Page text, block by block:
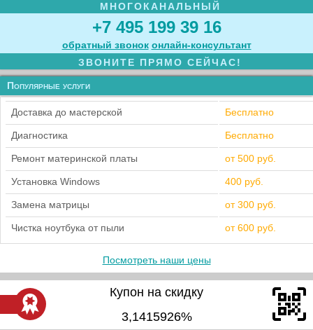
МНОГОКАНАЛЬНЫЙ
+7 495 199 39 16
обратный звонок онлайн‑консультант
ЗВОНИТЕ ПРЯМО СЕЙЧАС!
Популярные услуги
Доставка до мастерской Бесплатно
Диагностика Бесплатно
Ремонт материнской платы от 500 руб.
Установка Windows 400 руб.
Замена матрицы от 300 руб.
Чистка ноутбука от пыли от 600 руб.
Посмотреть наши цены
Купон на скидку
3,1415926%